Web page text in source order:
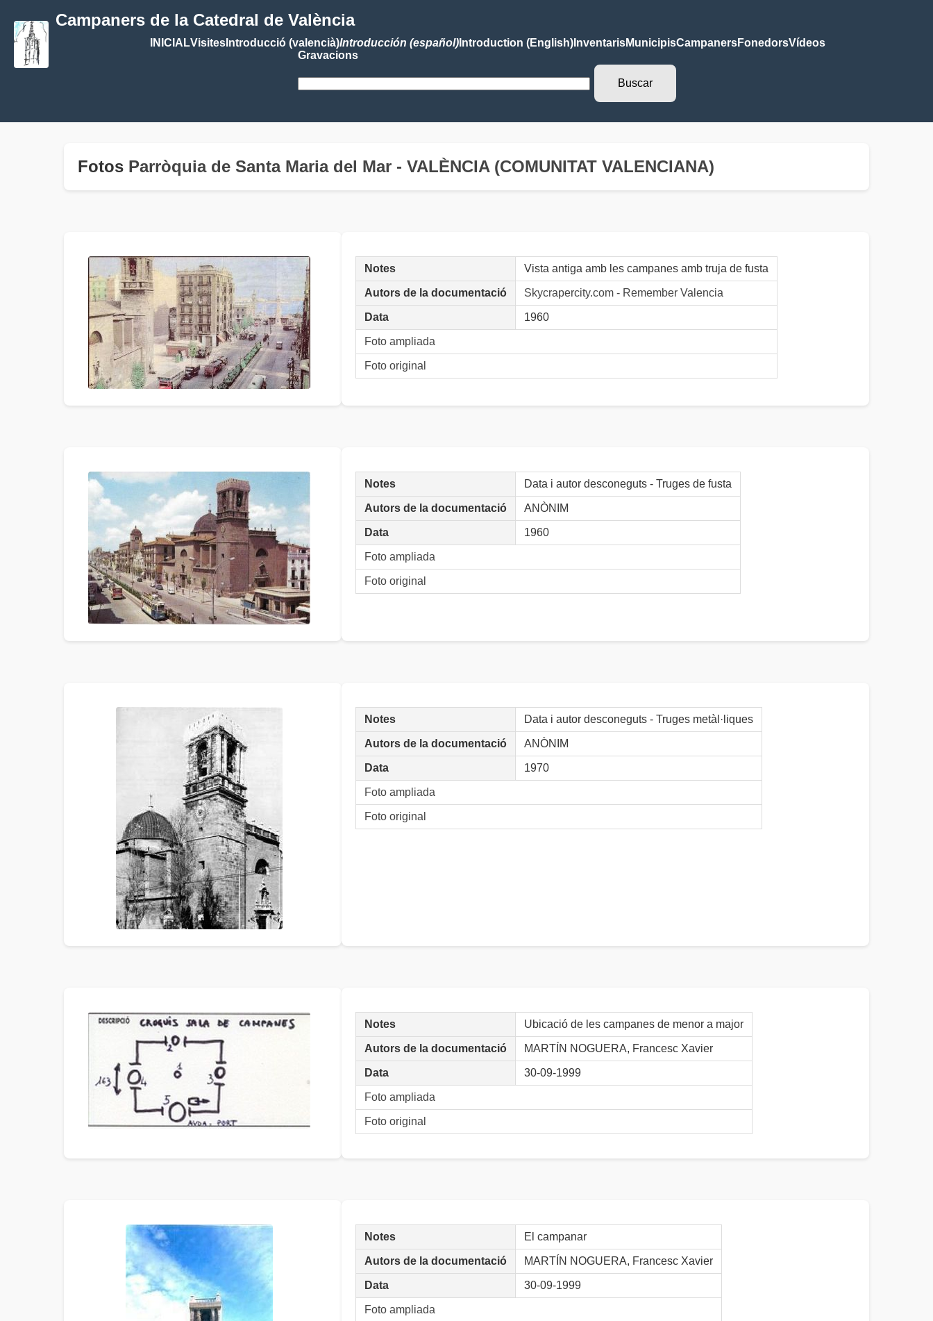
Campaners de la Catedral de València
INICIALVisitesIntroducció (valencià)Introducción (español)Introduction (English)InventarisMunicipisCampanersFonedorsVídeos
Gravacions
Fotos Parròquia de Santa Maria del Mar - VALÈNCIA (COMUNITAT VALENCIANA)
Notes Vista antiga amb les campanes amb truja de fusta
Autors de la documentació Skycrapercity.com - Remember Valencia
Data 1960
Foto ampliada
Foto original
Notes Data i autor desconeguts - Truges de fusta
Autors de la documentació ANÒNIM
Data 1960
Foto ampliada
Foto original
Notes Data i autor desconeguts - Truges metàl·liques
Autors de la documentació ANÒNIM
Data 1970
Foto ampliada
Foto original
Notes Ubicació de les campanes de menor a major
Autors de la documentació MARTÍN NOGUERA, Francesc Xavier
Data 30-09-1999
Foto ampliada
Foto original
Notes El campanar
Autors de la documentació MARTÍN NOGUERA, Francesc Xavier
Data 30-09-1999
Foto ampliada